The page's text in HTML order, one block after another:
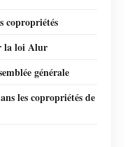
copropriétés
la loi Alur
générale
les copropriétés de